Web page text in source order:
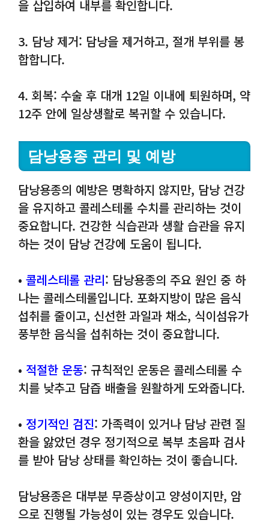
을 삽입하여 내부를 확인합니다.
3. 담낭 제거: 담낭을 제거하고, 절개 부위를 봉
합합니다.
4. 회복: 수술 후 대개 12일 이내에 퇴원하며, 약
12주 안에 일상생활로 복귀할 수 있습니다.
담낭용종 관리 및 예방
담낭용종의 예방은 명확하지 않지만, 담낭 건강
을 유지하고 콜레스테롤 수치를 관리하는 것이
중요합니다. 건강한 식습관과 생활 습관을 유지
하는 것이 담낭 건강에 도움이 됩니다.
• 콜레스테롤 관리: 담낭용종의 주요 원인 중 하
나는 콜레스테롤입니다. 포화지방이 많은 음식
섭취를 줄이고, 신선한 과일과 채소, 식이섬유가
풍부한 음식을 섭취하는 것이 중요합니다.
• 적절한 운동: 규칙적인 운동은 콜레스테롤 수
치를 낮추고 담즙 배출을 원활하게 도와줍니다.
• 정기적인 검진: 가족력이 있거나 담낭 관련 질
환을 앓았던 경우 정기적으로 복부 초음파 검사
를 받아 담낭 상태를 확인하는 것이 좋습니다.
담낭용종은 대부분 무증상이고 양성이지만, 암
으로 진행될 가능성이 있는 경우도 있습니다.